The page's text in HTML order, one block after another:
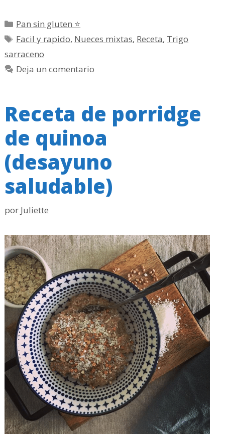
Categorías
Pan sin gluten ⭐
Etiquetas
Facil y rapido, Nueces mixtas, Receta, Trigo
sarraceno
Deja un comentario
Receta de porridge
de quinoa
(desayuno
saludable)
por Juliette